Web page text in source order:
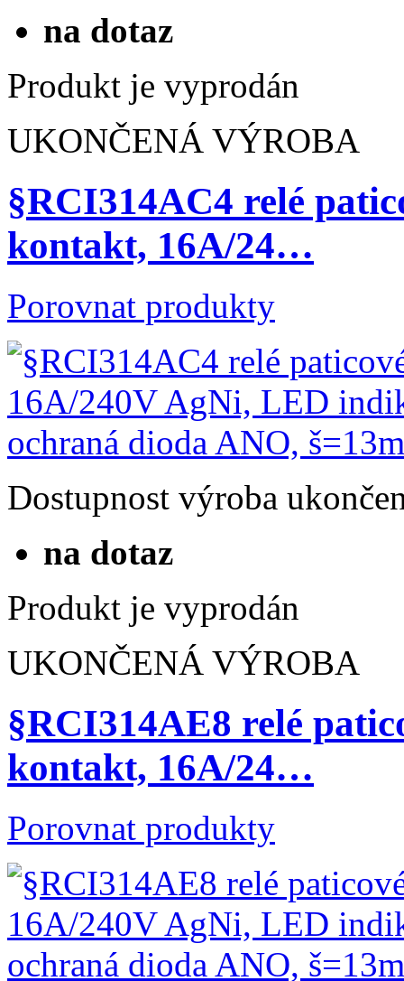
na dotaz
Produkt je vyprodán
UKONČENÁ VÝROBA
§RCI314AC4 relé
kontakt, 16A/24…
Porovnat produkty
Dostupnost výroba
na dotaz
Produkt je vyprodán
UKONČENÁ VÝROBA
§RCI314AE8 relé
kontakt, 16A/24…
Porovnat produkty